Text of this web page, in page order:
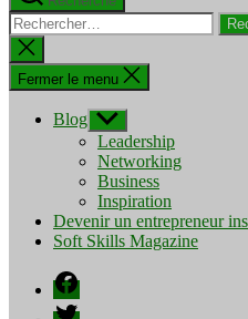
Rechercher :
Fermer
la
recherche
Fermer le menu
Blog Afficher
le
sous-
menu
Leadership
Networking
Business
Inspiration
Devenir un entrepreneur
Soft Skills Magazine
Facebook
Twitter